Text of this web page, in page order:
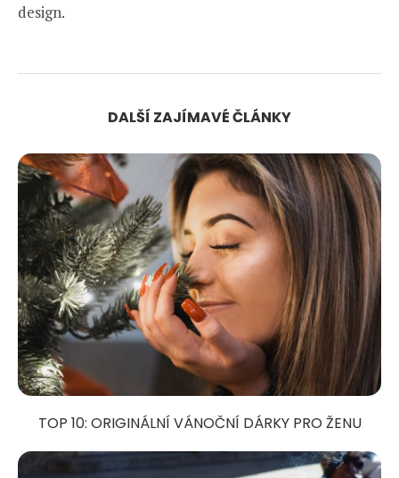
design.
DALŠÍ ZAJÍMAVÉ ČLÁNKY
TOP 10: ORIGINÁLNÍ VÁNOČNÍ DÁRKY PRO ŽENU